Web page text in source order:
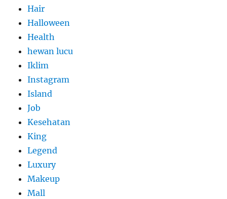
Hair
Halloween
Health
hewan lucu
Iklim
Instagram
Island
Job
Kesehatan
King
Legend
Luxury
Makeup
Mall